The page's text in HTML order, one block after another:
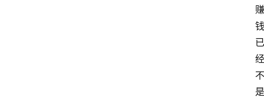
赚
钱
已
经
不
是